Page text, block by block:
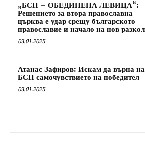
„БСП – ОБЕДИНЕНА ЛЕВИЦА“:
Решението за втора православна
църква е удар срещу българското
православие и начало на нов разкол
03.01.2025
Атанас Зафиров: Искам да върна на
БСП самочувствието на победител
03.01.2025